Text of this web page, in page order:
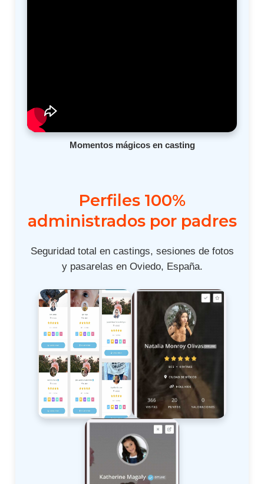
Momentos mágicos en casting
Perfiles 100%
administrados por padres
Seguridad total en castings, sesiones de fotos
y pasarelas en Oviedo, España.